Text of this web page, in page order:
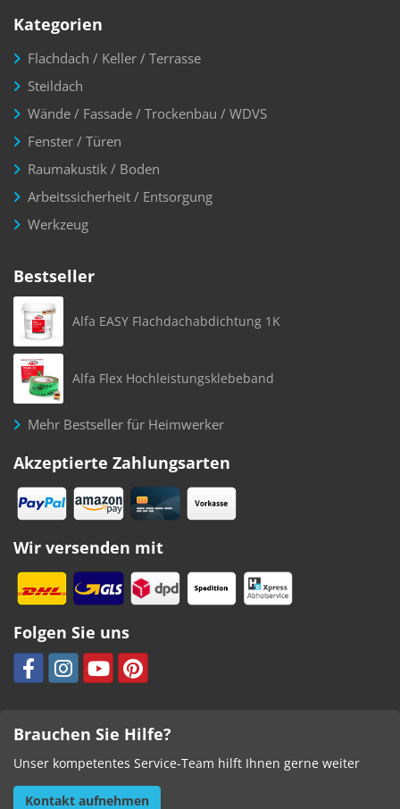
Kategorien
Flachdach / Keller / Terrasse
Steildach
Wände / Fassade / Trockenbau / WDVS
Fenster / Türen
Raumakustik / Boden
Arbeitssicherheit / Entsorgung
Werkzeug
Bestseller
Alfa EASY Flachdachabdichtung 1K
Alfa Flex Hochleistungsklebeband
Mehr Bestseller für Heimwerker
Akzeptierte Zahlungsarten
Wir versenden mit
Folgen Sie uns
Brauchen Sie Hilfe?
Unser kompetentes Service-Team hilft Ihnen gerne weiter
Kontakt aufnehmen